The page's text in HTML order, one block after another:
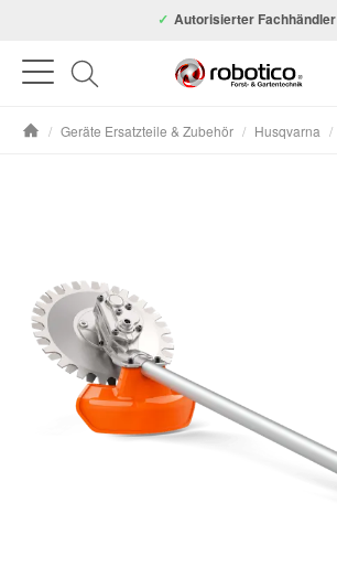
Autorisierter Fachhändler
/ Geräte Ersatzteile & Zubehör / Husqvarna /